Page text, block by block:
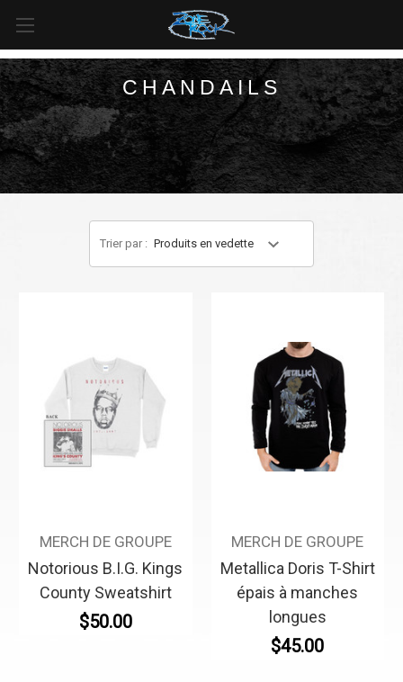
LIVRAISON GRATUITEpour toutes les commandes de plus
et de plus de 125 $
CHANDAILS
Trier par :
MERCH DE GROUPE
Notorious B.I.G. Kings
County Sweatshirt
$50.00
MERCH DE GROUPE
Metallica Doris T-Shirt
épais à manches
longues
$45.00